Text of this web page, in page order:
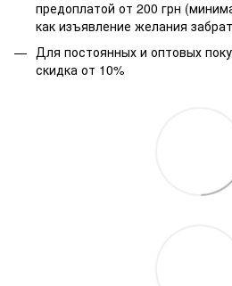
предоплатой от 200 грн
как изъявление желания
Для постоянных и оптовых
скидка от 10%